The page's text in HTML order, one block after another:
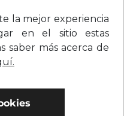
la mejor experiencia
en el sitio estas
saber más acerca de